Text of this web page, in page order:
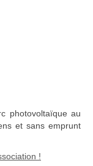
photovoltaïque au
et sans emprunt
!